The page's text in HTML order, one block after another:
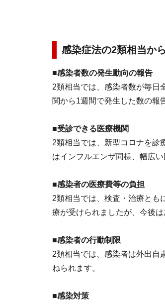
感染症法の2類相当か
■感染者数の発生動向の報告
2類相当では、感染者数が毎日
関から1週間で発生した数の報
■受診できる医療機関
2類相当では、新型コロナを診
はインフルエンザ同様、幅広い
■感染者の医療費等の負担
2類相当では、検査・治療とも
療が受けられましたが、今後
■感染者の行動制限
2類相当では、感染者は外出自
ねられます。
■感染対策